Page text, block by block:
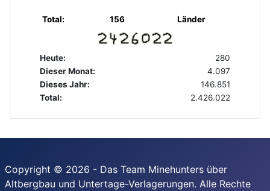
Total: 156 Länder
Heute:
280
Dieser Monat:
4.097
Dieses Jahr:
146.851
Total:
2.426.022
Copyright © 2026 - Das Team Minehunters über
Altbergbau und Untertage-Verlagerungen. Alle Rechte